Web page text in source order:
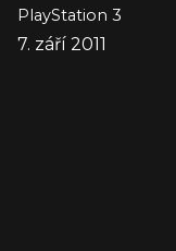
PlayStation 3
7. září 2011